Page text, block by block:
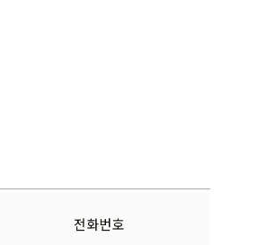
전화번호